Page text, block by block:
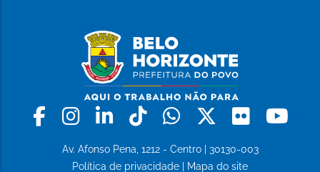
Facebook
Instagram
LinkedinTiktokWhatsapp
X Flickr
Av. Afonso Pena, 1212 - Centro | 30130-003
Política de privacidade
Mapa do site